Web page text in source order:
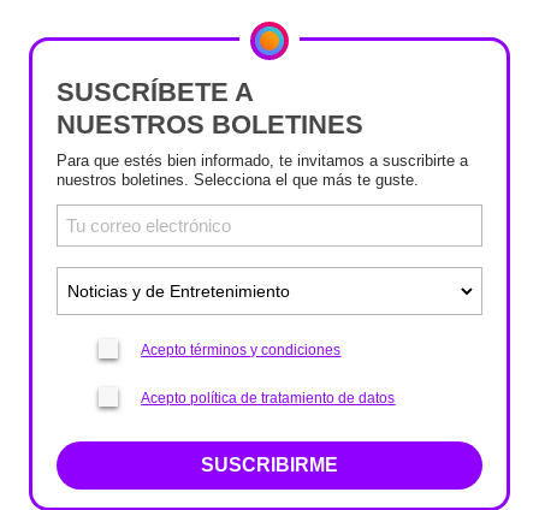
SUSCRÍBETE A
NUESTROS BOLETINES
Para que estés bien informado, te invitamos a suscribirte a
nuestros boletines. Selecciona el que más te guste.
Acepto términos y condiciones
Acepto política de tratamiento de datos
SUSCRIBIRME